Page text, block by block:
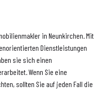
in Neunkirchen. Mit
Dienstleistungen
sie sich einen
Wenn Sie eine
sollten Sie auf jeden Fall die